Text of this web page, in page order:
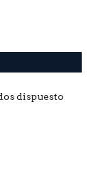
dispuesto